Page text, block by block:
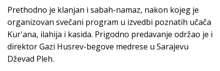
Prethodno je klanjan i sabah-namaz, nakon kojeg je
organizovan svečani program u izvedbi poznatih učača
Kur'ana, ilahija i kasida. Prigodno predavanje održao je i
direktor Gazi Husrev-begove medrese u Sarajevu
Dževad Pleh.